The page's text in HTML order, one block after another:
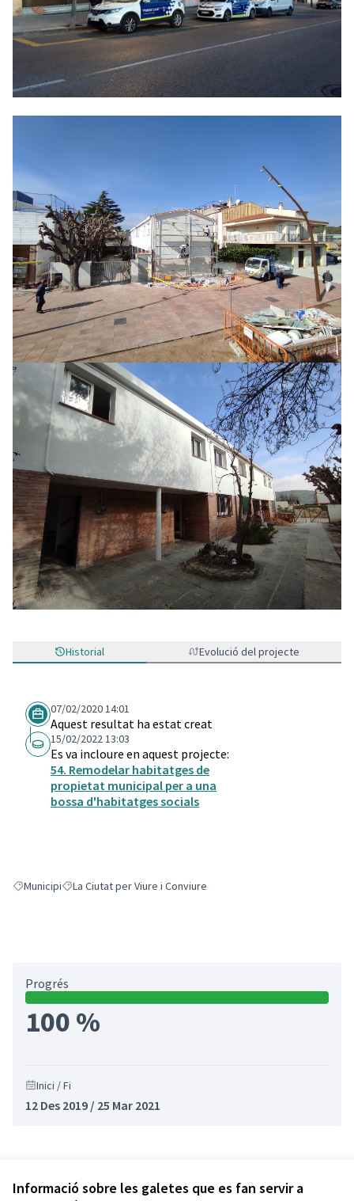
Informació sobre les galetes que es fan servir a
Historial Evolució del projecte
07/02/2020 14:01
Aquest resultat ha estat creat
15/02/2022 13:03
Es va incloure en aquest projecte:
54. Remodelar habitatges de
propietat municipal per a una
bossa d'habitatges socials
Resultats en filtrar per: Municipi
MunicipiResultats en filtrar per: La Ciutat per Viure i Conviure
La Ciutat per Viure i Conviure
Progrés
100 %
Inici / Fi
12 Des 2019 / 25 Mar 2021
Versió 2(de 2) veure altres versions